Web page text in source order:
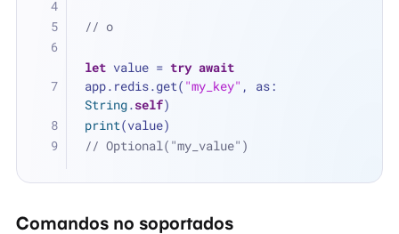
// o
let value = try await
app.redis.get( "my_key"
String.self)
print(value)
// Optional("my_value")
Comandos no soportados